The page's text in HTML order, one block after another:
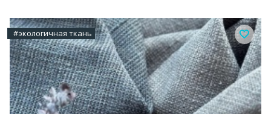
#экологичная ткань